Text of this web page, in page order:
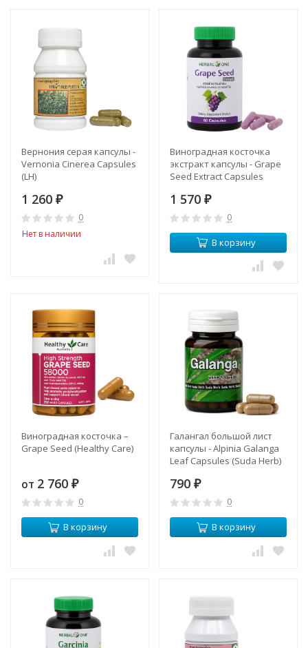
Вернония серая капсулы -
Vernonia Сinerea Capsules
(LH)
1 260 ₽
0
Нет в наличии
Виноградная косточка
экстракт капсулы - Grape
Seed Extract Capsules
1 570 ₽
0
В корзину
Виноградная косточка –
Grape Seed (Healthy Care)
от 2 760 ₽
0
В корзину
Галангал большой лист
капсулы - Alpinia Galanga
Leaf Capsules (Suda Herb)
790 ₽
0
В корзину